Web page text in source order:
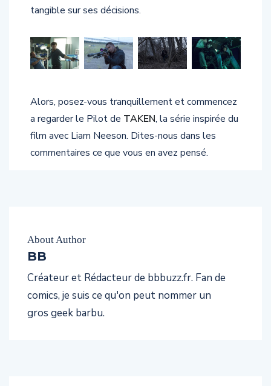
tangible sur ses décisions.
Alors, posez-vous tranquillement et commencez
a regarder le Pilot de TAKEN, la série inspirée du
film avec Liam Neeson. Dites-nous dans les
commentaires ce que vous en avez pensé.
About Author
BB
Créateur et Rédacteur de bbbuzz.fr. Fan de
comics, je suis ce qu'on peut nommer un
gros geek barbu.